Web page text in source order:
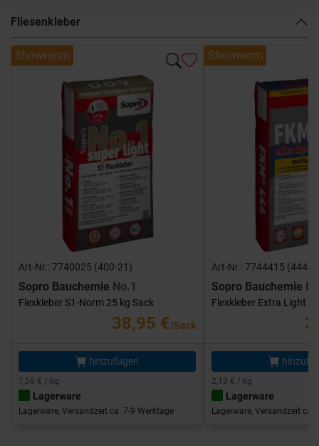
Fliesenkleber
Showroom
Art-Nr.: 7740025 (400-21)
Sopro Bauchemie No.1
Flexkleber S1-Norm 25 kg Sack
38,95 €/Sack
hinzufügen
1,56 € / kg
Lagerware
Lagerware, Versandzeit ca. 7-9 Werktage
Showroom
Art-Nr.: 7744415 (444-
Sopro Bauchemie
Flexkleber Extra Light
2,13 € / kg
Lagerware
Lagerware, Versandzeit ca.